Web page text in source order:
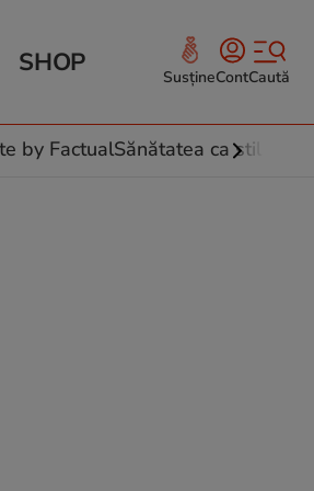
SHOP SusțineContCaută
by FactualSănătatea ca stil de